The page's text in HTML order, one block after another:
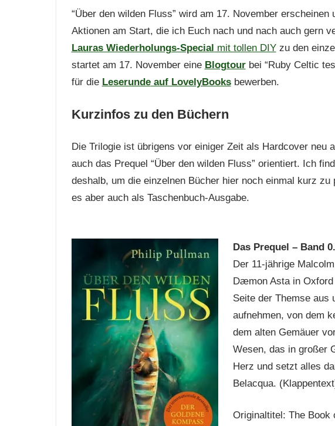
“Über den wilden Fluss” wird am 17. November
Aktionen am Start, die ich Euch nach und nach auch gern
Lauras Wiederholungs-Special mit tollen DIYzu den
startet am 17. November eine Blogtourbei “Ruby Celtic
für die Leserundeauf LovelyBooksbewerben.
Kurzinfos zu den Büchern
Die Trilogie ist übrigens vor einiger Zeit als Hardcover neu
auch das Prequel “Über den wilden Fluss” orientiert. Ich
deshalb, um die einzelnen Bücher hier noch einmal kurz
es aber auch als Taschenbuch-Ausgabe.
Das Prequel – Band
Der 11-jährige
Dæmon Asta in
Seite der Themse aus
aufnehmen, von dem
dem alten Gemäuer
Wesen, das in großer
Herz und setzt alles
Belacqua.
Originaltitel: The Book